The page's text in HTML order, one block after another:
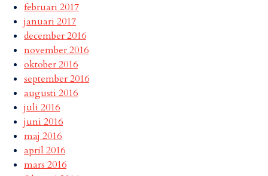
februari 2017
januari 2017
december 2016
november 2016
oktober 2016
september 2016
augusti 2016
juli 2016
juni 2016
maj 2016
april 2016
mars 2016